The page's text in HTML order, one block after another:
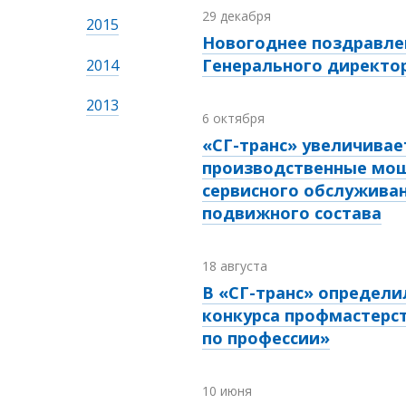
2015
2014
2013
29 декабря
Новогоднее
Генерального
6 октября
«СГ-транс»
производственные
сервисного
подвижного состава
18 августа
В «СГ-транс»
конкурса
по профессии»
10 июня